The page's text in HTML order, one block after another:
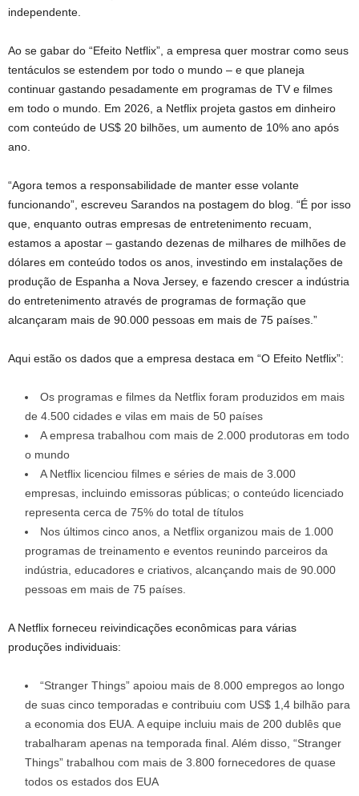
independente.
Ao se gabar do “Efeito Netflix”, a empresa quer mostrar como seus
tentáculos se estendem por todo o mundo – e que planeja
continuar gastando pesadamente em programas de TV e filmes
em todo o mundo. Em 2026, a Netflix projeta gastos em dinheiro
com conteúdo de US$ 20 bilhões, um aumento de 10% ano após
ano.
“Agora temos a responsabilidade de manter esse volante
funcionando”, escreveu Sarandos na postagem do blog. “É por isso
que, enquanto outras empresas de entretenimento recuam,
estamos a apostar – gastando dezenas de milhares de milhões de
dólares em conteúdo todos os anos, investindo em instalações de
produção de Espanha a Nova Jersey, e fazendo crescer a indústria
do entretenimento através de programas de formação que
alcançaram mais de 90.000 pessoas em mais de 75 países.”
Aqui estão os dados que a empresa destaca em “O Efeito Netflix”:
Os programas e filmes da Netflix foram produzidos em mais
de 4.500 cidades e vilas em mais de 50 países
A empresa trabalhou com mais de 2.000 produtoras em todo
o mundo
A Netflix licenciou filmes e séries de mais de 3.000
empresas, incluindo emissoras públicas; o conteúdo licenciado
representa cerca de 75% do total de títulos
Nos últimos cinco anos, a Netflix organizou mais de 1.000
programas de treinamento e eventos reunindo parceiros da
indústria, educadores e criativos, alcançando mais de 90.000
pessoas em mais de 75 países.
A Netflix forneceu reivindicações econômicas para várias
produções individuais:
“Stranger Things” apoiou mais de 8.000 empregos ao longo
de suas cinco temporadas e contribuiu com US$ 1,4 bilhão para
a economia dos EUA. A equipe incluiu mais de 200 dublês que
trabalharam apenas na temporada final. Além disso, “Stranger
Things” trabalhou com mais de 3.800 fornecedores de quase
todos os estados dos EUA